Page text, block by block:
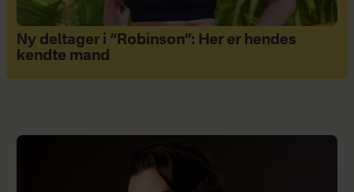
Ny deltager i “Robinson”: Her er hendes
kendte mand